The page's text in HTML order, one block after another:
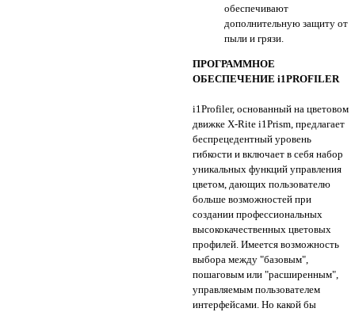
обеспечивают
дополнительную защиту от
пыли и грязи.
ПРОГРАММНОЕ
ОБЕСПЕЧЕНИЕ i1PROFILER
i1Profiler, основанный на цветовом
движке X-Rite i1Prism, предлагает
беспрецедентный уровень
гибкости и включает в себя набор
уникальных функций управления
цветом, дающих пользователю
больше возможностей при
создании профессиональных
высококачественных цветовых
профилей. Имеется возможность
выбора между "базовым",
пошаговым или "расширенным",
управляемым пользователем
интерфейсами. Но какой бы